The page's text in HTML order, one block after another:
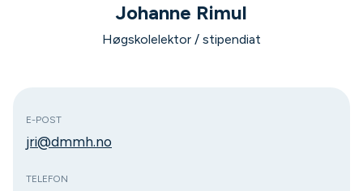
Johanne Rimul
Høgskolelektor / stipendiat
E-POST
jri@dmmh.no
TELEFON